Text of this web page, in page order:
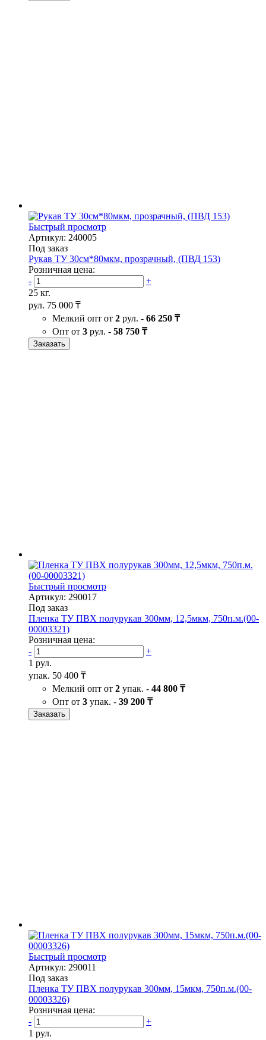
Быстрый просмотр
Артикул: 240005
Под заказ
Рукав ТУ 30см*80мкм, прозрачный, (ПВД 153)
Розничная цена:
-
+
25 кг.
рул. 75 000 ₸
Мелкий опт от 2 рул. - 66 250 ₸
Опт от 3 рул. - 58 750 ₸
Заказать
Быстрый просмотр
Артикул: 290017
Под заказ
Пленка ТУ ПВХ полурукав 300мм, 12,5мкм, 750п.м.(00-
00003321)
Розничная цена:
-
+
1 рул.
упак. 50 400 ₸
Мелкий опт от 2 упак. - 44 800 ₸
Опт от 3 упак. - 39 200 ₸
Заказать
Быстрый просмотр
Артикул: 290011
Под заказ
Пленка ТУ ПВХ полурукав 300мм, 15мкм, 750п.м.(00-
00003326)
Розничная цена:
-
+
1 рул.